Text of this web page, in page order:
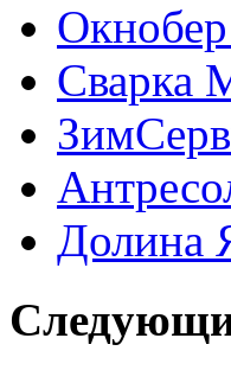
Сварка
Долина